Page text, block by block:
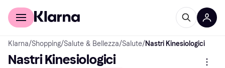
Per il tuo shopping
Klarna/Shopping/Salute & Bellezza/Salute/Nastri Kinesiologici
Nastri Kinesiologici